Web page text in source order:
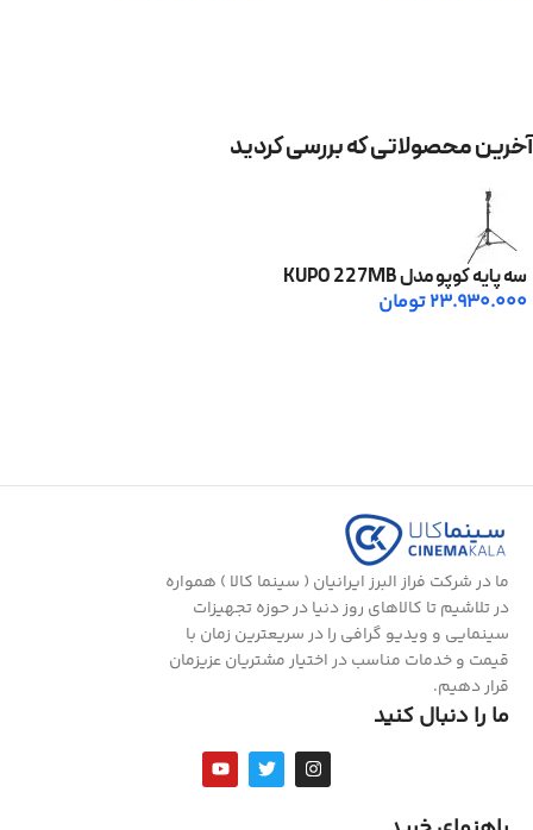
آخرین محصولاتی که بررسی کردید
سه پایه کوپو مدل KUPO 227MB
23.930.000تومان
ما در شرکت فراز البرز ایرانیان ( سینما کالا ) همواره
در تلاشیم تا کالاهای روز دنیا در حوزه تجهیزات
سینمایی و ویدیو گرافی را در سریعترین زمان با
قیمت و خدمات مناسب در اختیار مشتریان عزیزمان
قرار دهیم.
ما را دنبال کنید